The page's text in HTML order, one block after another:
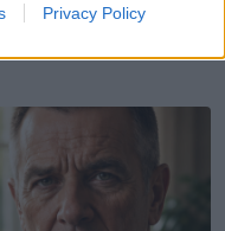
Privacy Policy